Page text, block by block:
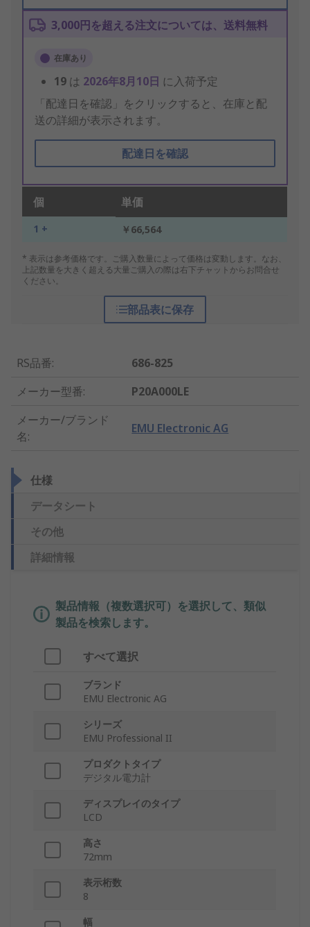
3,000円を超える注文については、送料無料
在庫あり
19 は 2026年8月10日 に入荷予定
「配達日を確認」をクリックすると、在庫と配
送の詳細が表示されます。
配達日を確認
個 単価
1 + ￥66,564
* 表示は参考価格です。ご購入数量によって価格は変動します。なお、
上記数量を大きく超える大量ご購入の際は右下チャットからお問合せ
ください。
部品表に保存
RS品番:
686-825
メーカー型番:
P20A000LE
メーカー/ブランド
名:
EMU Electronic AG
仕様
データシート
その他
詳細情報
製品情報（複数選択可）を選択して、類似
製品を検索します。
すべて選択
ブランド
EMU Electronic AG
シリーズ
EMU Professional II
プロダクトタイプ
デジタル電力計
ディスプレイのタイプ
LCD
高さ
72mm
表示桁数
8
幅